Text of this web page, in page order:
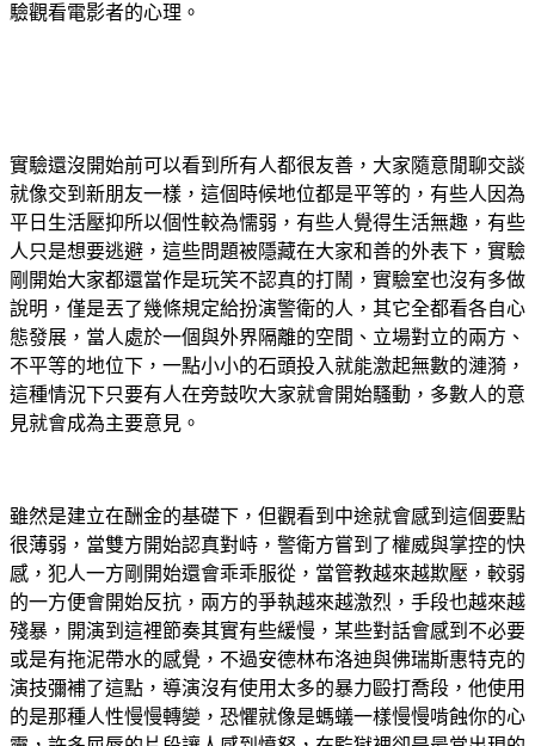
驗觀看電影者的心理。
實驗還沒開始前可以看到所有人都很友善，大家隨意閒聊交談
就像交到新朋友一樣，這個時候地位都是平等的，有些人因為
平日生活壓抑所以個性較為懦弱，有些人覺得生活無趣，有些
人只是想要逃避，這些問題被隱藏在大家和善的外表下，實驗
剛開始大家都還當作是玩笑不認真的打鬧，實驗室也沒有多做
說明，僅是丟了幾條規定給扮演警衛的人，其它全都看各自心
態發展，當人處於一個與外界隔離的空間、立場對立的兩方、
不平等的地位下，一點小小的石頭投入就能激起無數的漣漪，
這種情況下只要有人在旁鼓吹大家就會開始騷動，多數人的意
見就會成為主要意見。
雖然是建立在酬金的基礎下，但觀看到中途就會感到這個要點
很薄弱，當雙方開始認真對峙，警衛方嘗到了權威與掌控的快
感，犯人一方剛開始還會乖乖服從，當管教越來越欺壓，較弱
的一方便會開始反抗，兩方的爭執越來越激烈，手段也越來越
殘暴，開演到這裡節奏其實有些緩慢，某些對話會感到不必要
或是有拖泥帶水的感覺，不過安德林布洛迪與佛瑞斯惠特克的
演技彌補了這點，導演沒有使用太多的暴力毆打喬段，他使用
的是那種人性慢慢轉變，恐懼就像是螞蟻一樣慢慢啃蝕你的心